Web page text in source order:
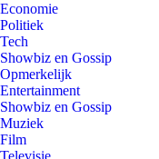
Economie
Politiek
Tech
Showbiz en Gossip
Opmerkelijk
Entertainment
Showbiz en Gossip
Muziek
Film
Televisie